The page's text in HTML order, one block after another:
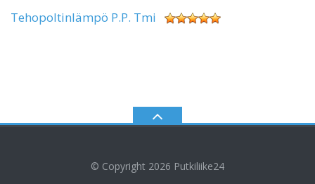
Tehopoltinlämpö P.P. Tmi
© Copyright 2026 Putkiliike24